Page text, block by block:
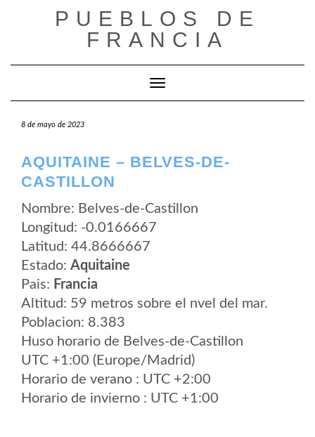
PUEBLOS DE
FRANCIA
Cambiar modo de navegación
8 de mayo de 2023
AQUITAINE – BELVES-DE-
CASTILLON
Nombre: Belves-de-Castillon
Longitud: -0.0166667
Latitud: 44.8666667
Estado: Aquitaine
Pais: Francia
Altitud: 59 metros sobre el nvel del mar.
Poblacion: 8.383
Huso horario de Belves-de-Castillon
UTC +1:00 (Europe/Madrid)
Horario de verano : UTC +2:00
Horario de invierno : UTC +1:00